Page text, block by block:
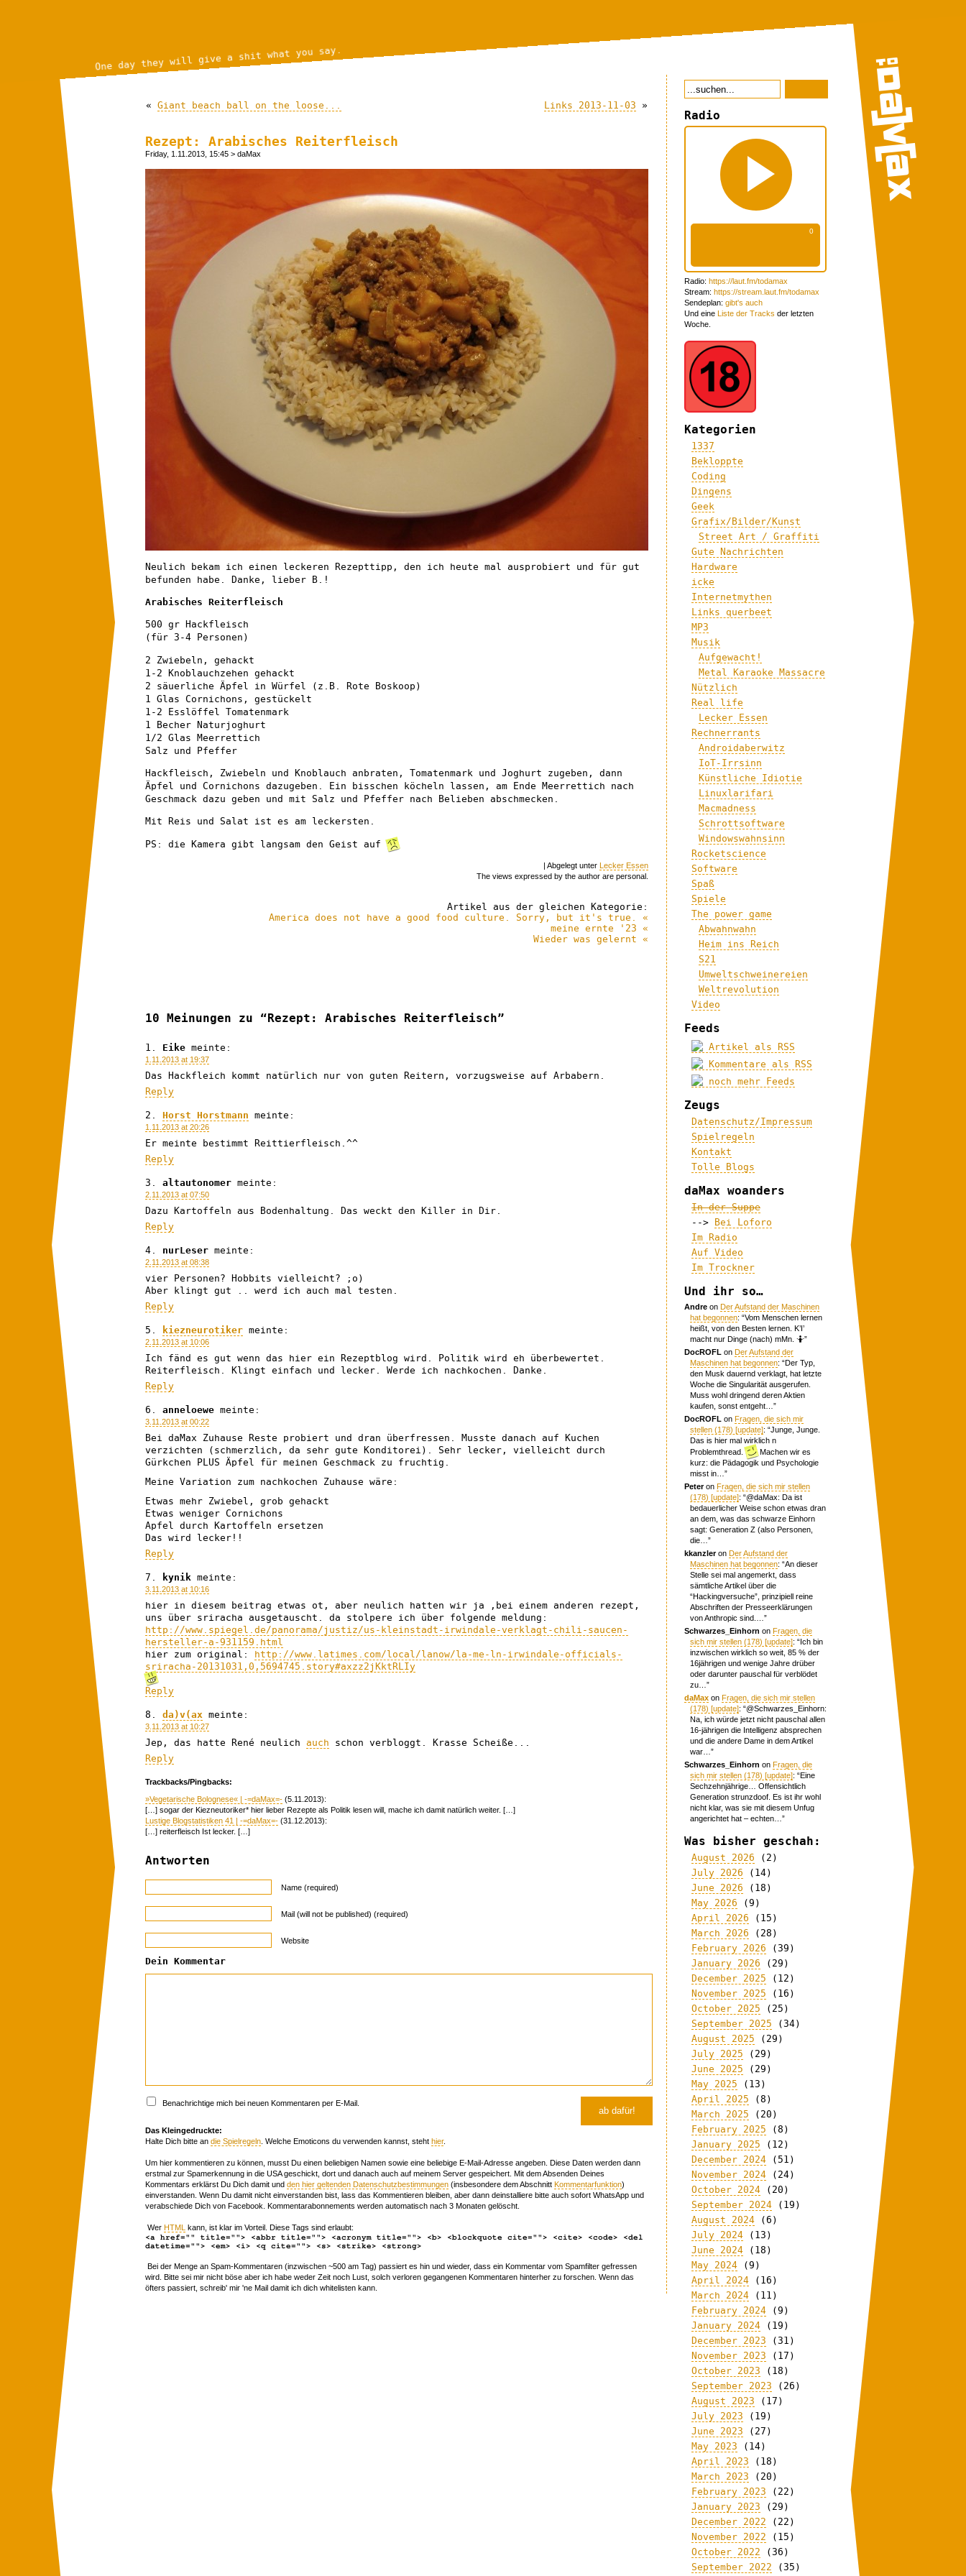
One day they will give a shit what you say.
« Giant beach ball on the loose... Links 2013-11-03 »
Rezept: Arabisches Reiterfleisch
Friday, 1.11.2013, 15:45 > daMax
Neulich bekam ich einen leckeren Rezepttipp, den ich heute mal ausprobiert und für gut
befunden habe. Danke, lieber B.!
Arabisches Reiterfleisch
500 gr Hackfleisch
(für 3-4 Personen)
2 Zwiebeln, gehackt
1-2 Knoblauchzehen gehackt
2 säuerliche Äpfel in Würfel (z.B. Rote Boskoop)
1 Glas Cornichons, gestückelt
1-2 Esslöffel Tomatenmark
1 Becher Naturjoghurt
1/2 Glas Meerrettich
Salz und Pfeffer
Hackfleisch, Zwiebeln und Knoblauch anbraten, Tomatenmark und Joghurt zugeben, dann
Äpfel und Cornichons dazugeben. Ein bisschen köcheln lassen, am Ende Meerrettich nach
Geschmack dazu geben und mit Salz und Pfeffer nach Belieben abschmecken.
Mit Reis und Salat ist es am leckersten.
PS: die Kamera gibt langsam den Geist auf
| Abgelegt unter Lecker Essen
The views expressed by the author are personal.
Artikel aus der gleichen Kategorie:
America does not have a good food culture. Sorry, but it's true. «
meine ernte '23 «
Wieder was gelernt «
10 Meinungen zu “Rezept: Arabisches Reiterfleisch”
Eike meinte:
1.11.2013 at 19:37
Das Hackfleich kommt natürlich nur von guten Reitern, vorzugsweise auf Arbabern.
Reply
Horst Horstmann meinte:
1.11.2013 at 20:26
Er meinte bestimmt Reittierfleisch.^^
Reply
altautonomer meinte:
2.11.2013 at 07:50
Dazu Kartoffeln aus Bodenhaltung. Das weckt den Killer in Dir.
Reply
nurLeser meinte:
2.11.2013 at 08:38
vier Personen? Hobbits vielleicht? ;o)
Aber klingt gut .. werd ich auch mal testen.
Reply
kiezneurotiker meinte:
2.11.2013 at 10:06
Ich fänd es gut wenn das hier ein Rezeptblog wird. Politik wird eh überbewertet.
Reiterfleisch. Klingt einfach und lecker. Werde ich nachkochen. Danke.
Reply
anneloewe meinte:
3.11.2013 at 00:22
Bei daMax Zuhause Reste probiert und dran überfressen. Musste danach auf Kuchen
verzichten (schmerzlich, da sehr gute Konditorei). Sehr lecker, vielleicht durch
Gürkchen PLUS Äpfel für meinen Geschmack zu fruchtig.
Meine Variation zum nachkochen Zuhause wäre:
Etwas mehr Zwiebel, grob gehackt
Etwas weniger Cornichons
Apfel durch Kartoffeln ersetzen
Das wird lecker!!
Reply
kynik meinte:
3.11.2013 at 10:16
hier in diesem beitrag etwas ot, aber neulich hatten wir ja ,bei einem anderen rezept,
uns über sriracha ausgetauscht. da stolpere ich über folgende meldung:
http://www.spiegel.de/panorama/justiz/us-kleinstadt-irwindale-verklagt-chili-saucen-
hersteller-a-931159.html
hier zum original: http://www.latimes.com/local/lanow/la-me-ln-irwindale-officials-
sriracha-20131031,0,5694745.story#axzz2jKktRLIy
Reply
da)v(ax meinte:
3.11.2013 at 10:27
Jep, das hatte René neulich auch schon verbloggt. Krasse Scheiße...
Reply
Trackbacks/Pingbacks:
»Vegetarische Bolognese« | -=daMax=- (5.11.2013):
[…] sogar der Kiezneutoriker* hier lieber Rezepte als Politik lesen will, mache ich damit natürlich weiter. […]
Lustige Blogstatistiken 41 | -=daMax=- (31.12.2013):
[…] reiterfleisch Ist lecker. […]
Antworten
Name (required)
Mail (will not be published) (required)
Website
Dein Kommentar
Benachrichtige mich bei neuen Kommentaren per E-Mail.
Das Kleingedruckte:
Halte Dich bitte an die Spielregeln . Welche Emoticons du verwenden kannst, steht hier.
Um hier kommentieren zu können, musst Du einen beliebigen Namen sowie eine beliebige E-Mail-Adresse angeben. Diese Daten werden dann
erstmal zur Spamerkennung in die USA geschickt, dort und danach auch auf meinem Server gespeichert. Mit dem Absenden Deines
Kommentars erklärst Du Dich damit und den hier geltenden Datenschutzbestimmungen (insbesondere dem Abschnitt Kommentarfunktion)
einverstanden. Wenn Du damit nicht einverstanden bist, lass das Kommentieren bleiben, aber dann deinstalliere bitte auch sofort WhatsApp und
verabschiede Dich von Facebook. Kommentarabonnements werden automatisch nach 3 Monaten gelöscht.
Wer HTML kann, ist klar im Vorteil. Diese Tags sind erlaubt:
<a href="" title=""> <abbr title=""> <acronym title=""> <b> <blockquote cite=""> <cite> <code> <del
datetime=""> <em> <i> <q cite=""> <s> <strike> <strong>
Bei der Menge an Spam-Kommentaren (inzwischen ~500 am Tag) passiert es hin und wieder, dass ein Kommentar vom Spamfilter gefressen
wird. Bitte sei mir nicht böse aber ich habe weder Zeit noch Lust, solch verloren gegangenen Kommentaren hinterher zu forschen. Wenn das
öfters passiert, schreib' mir 'ne Mail damit ich dich whitelisten kann.
Radio
Radio: https://laut.fm/todamax
Stream: https://stream.laut.fm/todamax
Sendeplan: gibt's auch
Und eine Liste der Tracks der letzten
Woche.
Kategorien
1337
Bekloppte
Coding
Dingens
Geek
Grafix/Bilder/Kunst
Street Art / Graffiti
Gute Nachrichten
Hardware
icke
Internetmythen
Links querbeet
MP3
Musik
Aufgewacht!
Metal Karaoke Massacre
Nützlich
Real life
Lecker Essen
Rechnerrants
Androidaberwitz
IoT-Irrsinn
Künstliche Idiotie
Linuxlarifari
Macmadness
Schrottsoftware
Windowswahnsinn
Rocketscience
Software
Spaß
Spiele
The power game
Abwahnwahn
Heim ins Reich
S21
Umweltschweinereien
Weltrevolution
Video
Feeds
Artikel als RSS
Kommentare als RSS
noch mehr Feeds
Zeugs
Datenschutz/Impressum
Spielregeln
Kontakt
Tolle Blogs
daMax woanders
In der Suppe
-->
Bei Loforo
Im Radio
Auf Video
Im Trockner
Und ihr so…
Andre onDer Aufstand der Maschinen
hat begonnen: “Vom Menschen lernen
heißt, von den Besten lernen. K’I’
macht nur Dinge (nach) mMn. 🤷”
DocROFL onDer Aufstand der
Maschinen hat begonnen: “Der Typ,
den Musk dauernd verklagt, hat letzte
Woche die Singularität ausgerufen.
Muss wohl dringend deren Aktien
kaufen, sonst entgeht… ”
DocROFL onFragen, die sich mir
stellen (178) [update]: “Junge, Junge.
Das is hier mal wirklich n
Problemthread.
Machen wir es
kurz: die Pädagogik und Psychologie
misst in… ”
PeteronFragen, die sich mir stellen
(178) [update]: “@daMax: Da ist
bedauerlicher Weise schon etwas dran
an dem, was das schwarze Einhorn
sagt: Generation Z (also Personen,
die… ”
kkanzleronDer Aufstand der
Maschinen hat begonnen: “An dieser
Stelle sei mal angemerkt, dass
sämtliche Artikel über die
“Hackingversuche”, prinzipiell reine
Abschriften der Presseerklärungen
von Anthropic sind.… ”
Schwarzes_Einhorn onFragen, die
sich mir stellen (178) [update]: “Ich bin
inzwischen wirklich so weit, 85 % der
16jährigen und wenige Jahre drüber
oder darunter pauschal für verblödet
zu… ”
daMax onFragen, die sich mir stellen
(178) [update]: “@Schwarzes_Einhorn:
Na, ich würde jetzt nicht pauschal allen
16-jährigen die Intelligenz absprechen
und die andere Dame in dem Artikel
war… ”
Schwarzes_Einhorn onFragen, die
sich mir stellen (178) [update]: “Eine
Sechzehnjährige… Offensichtlich
Generation strunzdoof. Es ist ihr wohl
nicht klar, was sie mit diesem Unfug
angerichtet hat – echten… ”
Was bisher geschah:
August 2026 (2)
July 2026 (14)
June 2026 (18)
May 2026 (9)
April 2026 (15)
March 2026 (28)
February 2026 (39)
January 2026 (29)
December 2025 (12)
November 2025 (16)
October 2025 (25)
September 2025 (34)
August 2025 (29)
July 2025 (29)
June 2025 (29)
May 2025 (13)
April 2025 (8)
March 2025 (20)
February 2025 (8)
January 2025 (12)
December 2024 (51)
November 2024 (24)
October 2024 (20)
September 2024 (19)
August 2024 (6)
July 2024 (13)
June 2024 (18)
May 2024 (9)
April 2024 (16)
March 2024 (11)
February 2024 (9)
January 2024 (19)
December 2023 (31)
November 2023 (17)
October 2023 (18)
September 2023 (26)
August 2023 (17)
July 2023 (19)
June 2023 (27)
May 2023 (14)
April 2023 (18)
March 2023 (20)
February 2023 (22)
January 2023 (29)
December 2022 (22)
November 2022 (15)
October 2022 (36)
September 2022 (35)